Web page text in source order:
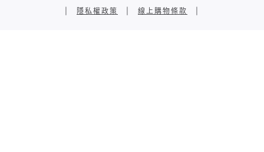
隱私權政策 線上購物條款